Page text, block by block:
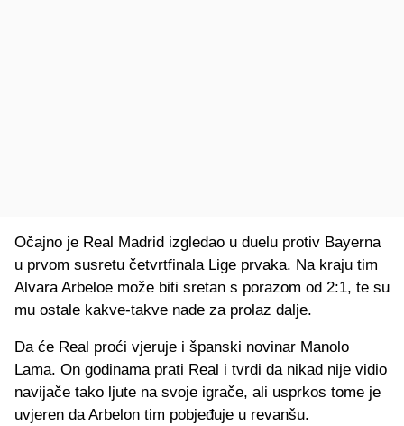
Očajno je Real Madrid izgledao u duelu protiv Bayerna
u prvom susretu četvrtfinala Lige prvaka. Na kraju tim
Alvara Arbeloe može biti sretan s porazom od 2:1, te su
mu ostale kakve-takve nade za prolaz dalje.
Da će Real proći vjeruje i španski novinar Manolo
Lama. On godinama prati Real i tvrdi da nikad nije vidio
navijače tako ljute na svoje igrače, ali usprkos tome je
uvjeren da Arbelon tim pobjeđuje u revanšu.